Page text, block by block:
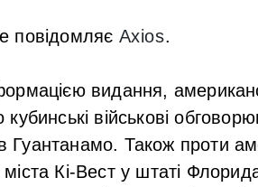
повідомляє Axios.
видання,
військові
Також проти
Кі-Вест у штаті